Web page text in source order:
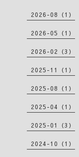
2026-08（1）
2026-05（1）
2026-02（3）
2025-11（1）
2025-08（1）
2025-04（1）
2025-01（3）
2024-10（1）